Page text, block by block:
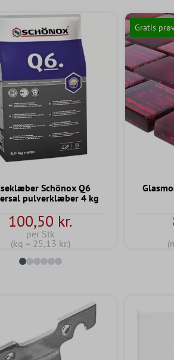
Schönox Q6
pulverklæber 4 kg
100,50 kr.
per Stk
(kg = 25,13 kr.)
Gratis